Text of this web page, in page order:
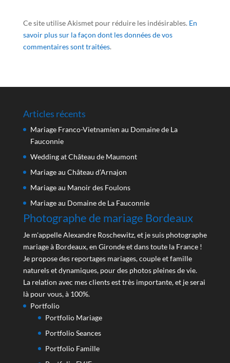
Ce site utilise Akismet pour réduire les indésirables. En
savoir plus sur la façon dont les données de vos
commentaires sont traitées.
Articles récents
Mariage Franco-Vietnamien au Domaine de La
Fauconnie
Wedding at Château de Maumont
Mariage au Château d’Arnajon
Mariage au Manoir des Foulons
Mariage au Domaine de La Fauconnie
Photographe de mariage Bordeaux
Je m'appelle Alexandre Roschewitz, et je suis photographe
mariage à Bordeaux, en Gironde et dans toute la France !
Je propose des reportages mariages, couple et famille
naturels et dynamiques, pour des photos pleines de vie.
La relation avec mes clients est très importante, et je serai
là pour vous, à 100%.
Portfolio
Portfolio Mariage
Portfolio Seances
Portfolio Famille